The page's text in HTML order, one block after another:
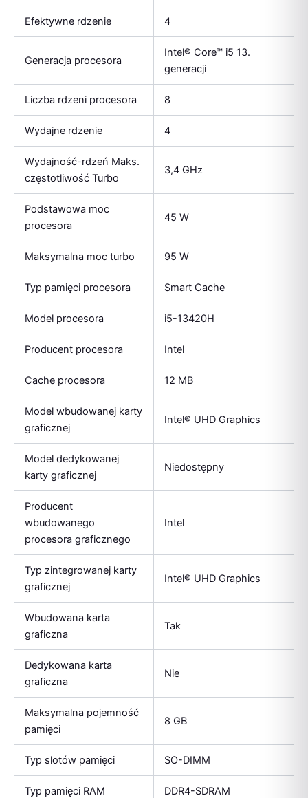
Efektywne rdzenie 4
Generacja procesora
Intel® Core™ i5 13.
generacji
Liczba rdzeni procesora 8
Wydajne rdzenie 4
Wydajność-rdzeń Maks.
częstotliwość Turbo
3,4 GHz
Podstawowa moc
procesora
45 W
Maksymalna moc turbo 95 W
Typ pamięci procesora Smart Cache
Model procesora i5-13420H
Producent procesora Intel
Cache procesora 12 MB
Model wbudowanej karty
graficznej
Intel® UHD Graphics
Model dedykowanej
karty graficznej
Niedostępny
Producent
wbudowanego
procesora graficznego
Intel
Typ zintegrowanej karty
graficznej
Intel® UHD Graphics
Wbudowana karta
graficzna
Tak
Dedykowana karta
graficzna
Nie
Maksymalna pojemność
pamięci
8 GB
Typ slotów pamięci SO-DIMM
Typ pamięci RAM DDR4-SDRAM